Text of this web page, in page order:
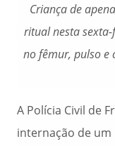
Criança de
ritual nesta
no fêmur, pulso e
A Polícia Civil de
internação de um